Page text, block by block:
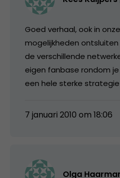
Goed verhaal, ook in
mogelijkheden
de verschillende
eigen fanbase rondom
een hele sterke
7 januari 2010 om 18:06
Olga